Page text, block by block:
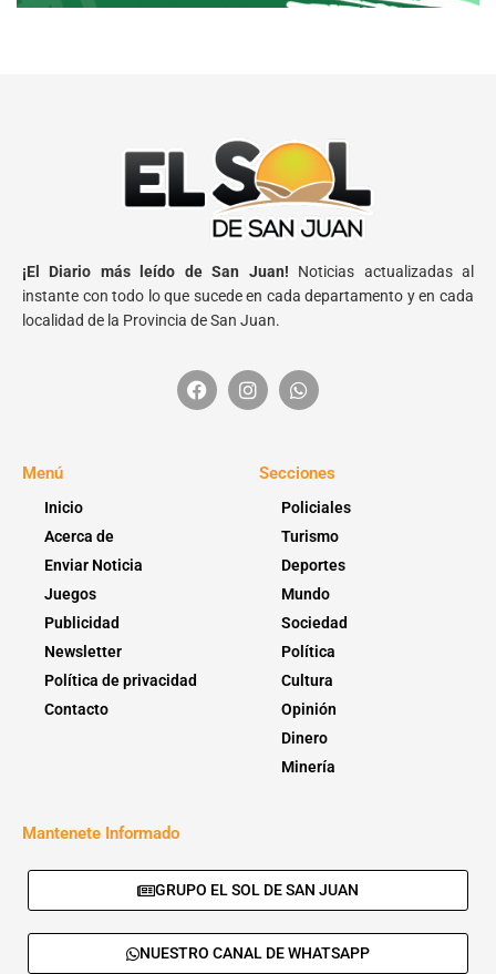
¡El Diario más leído de San Juan! Noticias actualizadas al
instante con todo lo que sucede en cada departamento y en cada
localidad de la Provincia de San Juan.
Menú
Inicio
Acerca de
Enviar Noticia
Juegos
Publicidad
Newsletter
Política de privacidad
Contacto
Secciones
Policiales
Turismo
Deportes
Mundo
Sociedad
Política
Cultura
Opinión
Dinero
Minería
Mantenete Informado
GRUPO EL SOL DE SAN JUAN
NUESTRO CANAL DE WHATSAPP